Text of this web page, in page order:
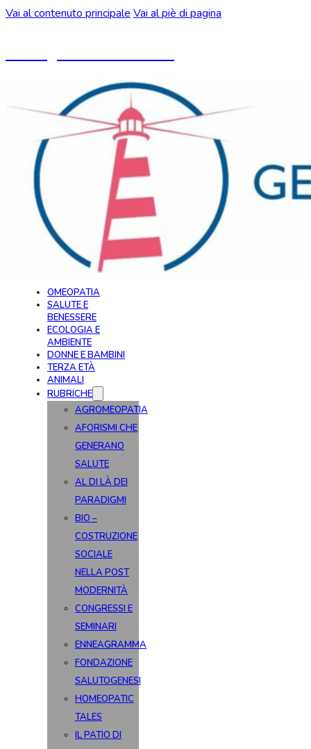
Vai al contenuto principale Vai al piè di pagina
OMEOPATIA
SALUTE E
BENESSERE
ECOLOGIA E
AMBIENTE
DONNE E BAMBINI
TERZA ETÀ
ANIMALI
RUBRICHE
AGROMEOPATIA
AFORISMI CHE
GENERANO
SALUTE
AL DI LÀ DEI
PARADIGMI
BIO –
COSTRUZIONE
SOCIALE
NELLA POST
MODERNITÀ
CONGRESSI E
SEMINARI
ENNEAGRAMMA
FONDAZIONE
SALUTOGENESI
HOMEOPATIC
TALES
IL PATIO DI